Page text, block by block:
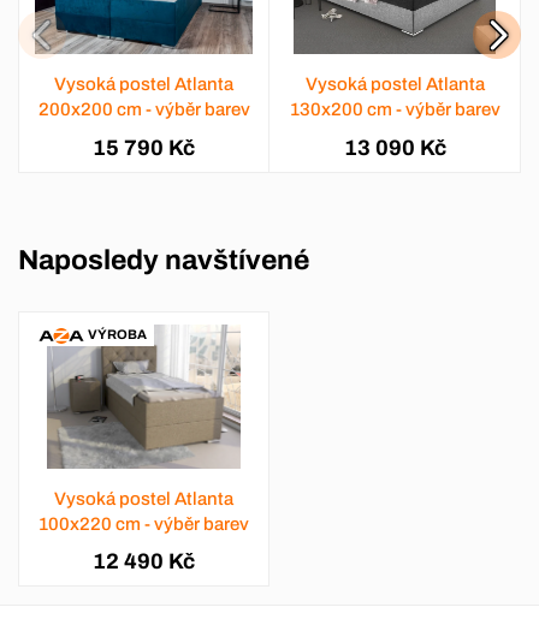
Vysoká postel Atlanta
200x200 cm - výběr barev
15 790 Kč
Vysoká postel Atlanta
130x200 cm - výběr barev
13 090 Kč
Naposledy navštívené
VÝROBA
Vysoká postel Atlanta
100x220 cm - výběr barev
12 490 Kč